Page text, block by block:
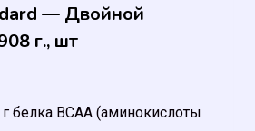
— Двойной
г., шт
белка BCAA (аминокислоты